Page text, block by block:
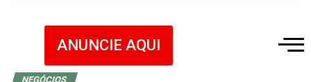
ANUNCIE AQUI
NEGÓCIOS